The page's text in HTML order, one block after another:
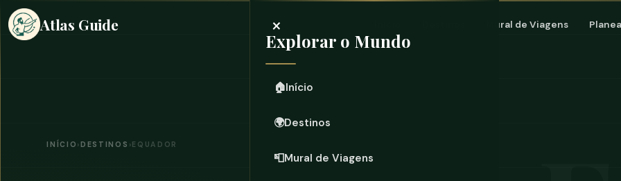
Atlas Guide Mural de Viagens
×
Explorar o Mundo
🏠Início
🌍Destinos
📮Mural de Viagens
INÍCIO ›DESTINOS ›EQUADOR